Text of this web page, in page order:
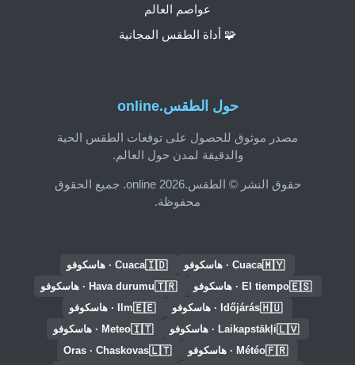
حول الطقس.online
مصدر موثوق للحصول على توقعات الطقس الحية
والدقيقة لمدن حول العالم.
حقوق النشر © الطقس.online 2026. جميع الحقوق
محفوظة.
عواصم العالم
🧩 أداة الطقس المجانية
🇲🇾Cuaca · هاسكوفو 🇮🇩Cuaca · هاسكوفو
🇪🇸El tiempo · هاسكوفو 🇹🇷Hava durumu · هاسكوفو
🇭🇺Időjárás · هاسكوفو 🇪🇪Ilm · هاسكوفو
🇱🇻Laikapstākļi · هاسكوفو 🇮🇹Meteo · هاسكوفو
🇫🇷Météo · هاسكوفو 🇱🇹
Oras · Chaskovas